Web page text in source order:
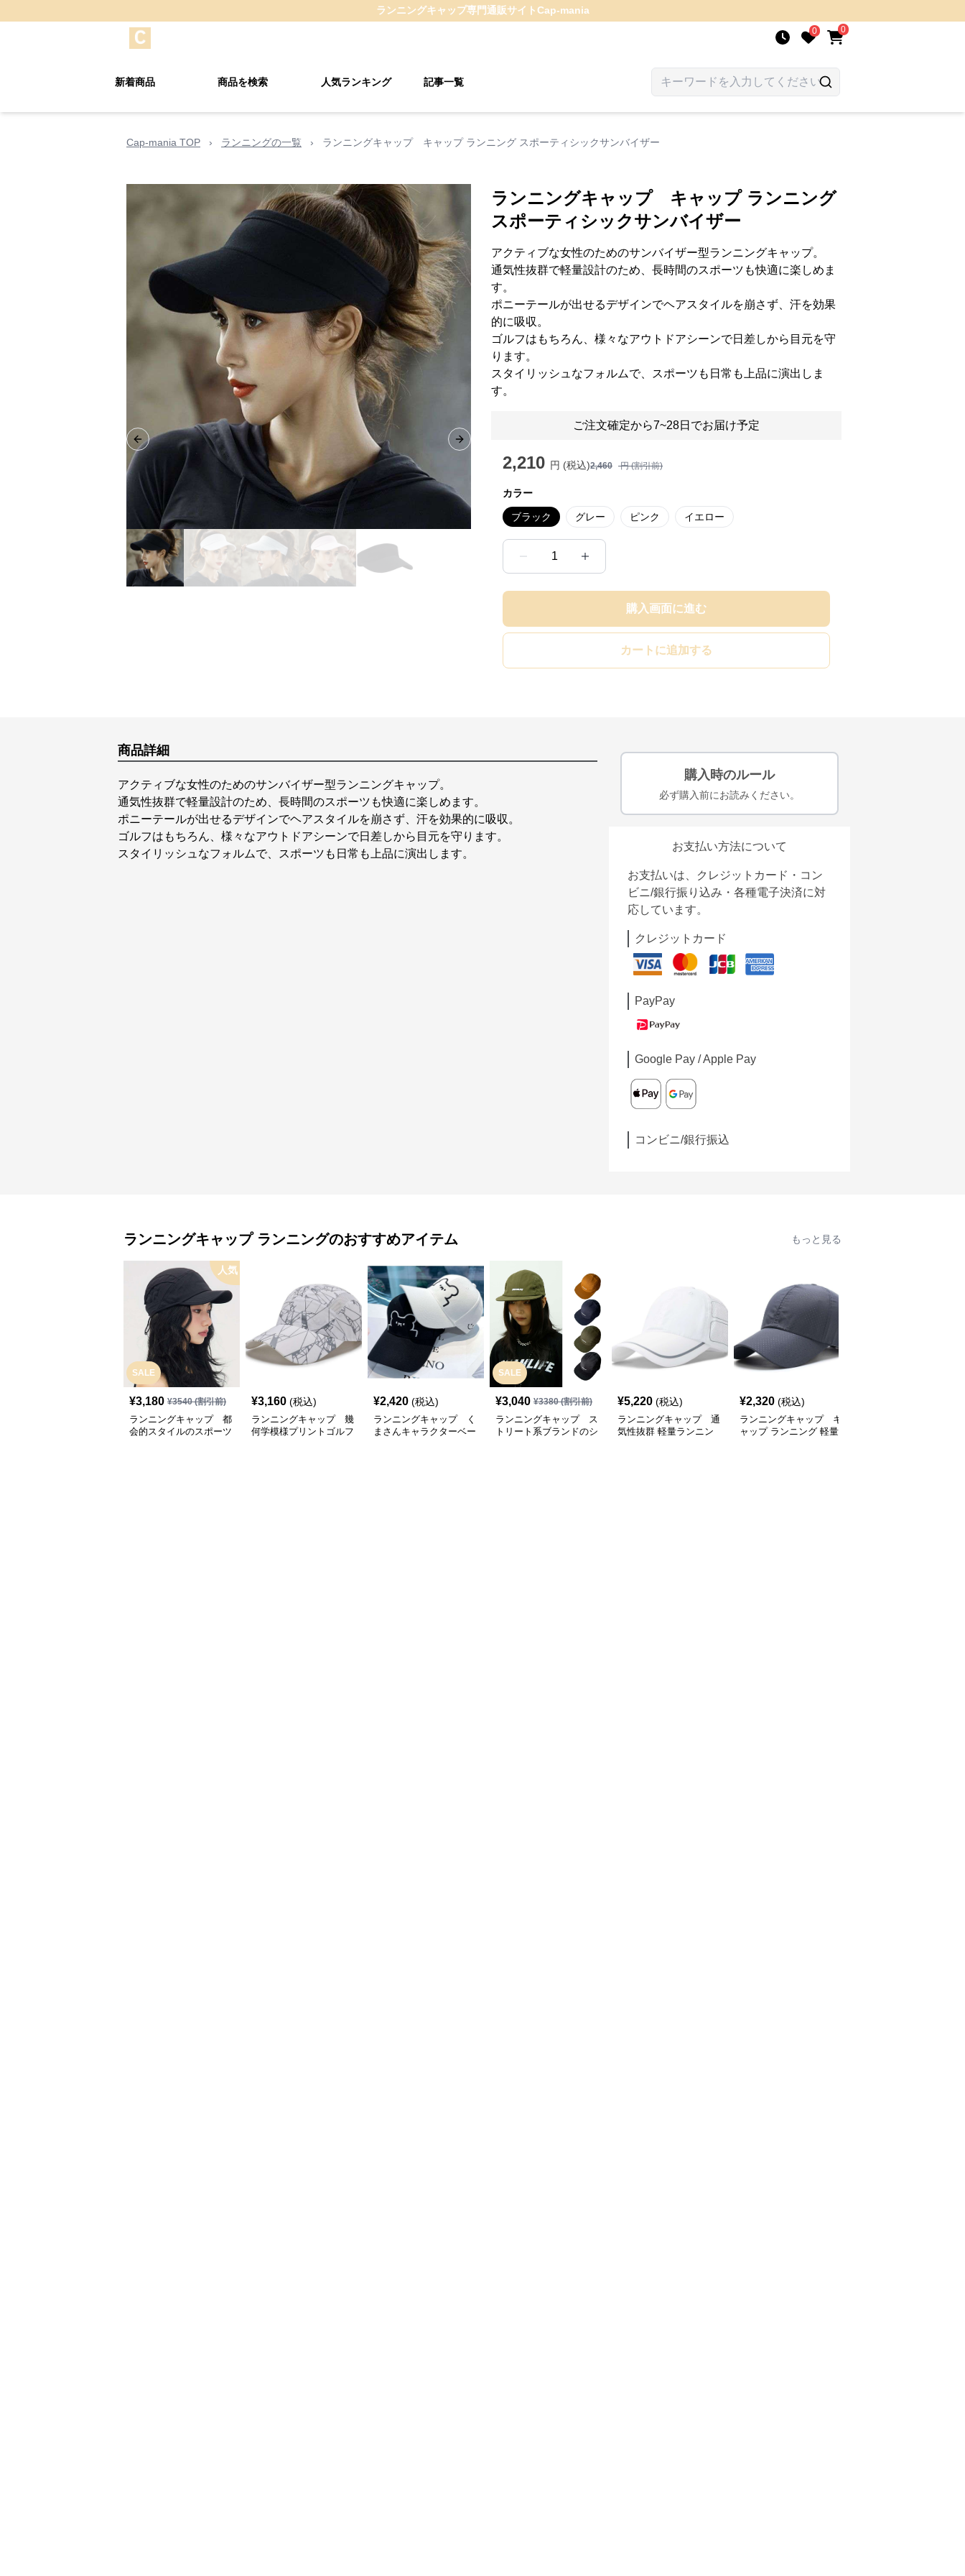
ランニングキャップ専門通販サイトCap-mania
0 0
新着商品 商品を検索 人気ランキング 記事一覧
Cap-mania TOP › ランニングの一覧 › ランニングキャップ キャップ ランニング スポーティシックサンバイザー
Previous slide Next slide
ランニングキャップ キャップ ランニング
スポーティシックサンバイザー
アクティブな女性のためのサンバイザー型ランニングキャップ。
通気性抜群で軽量設計のため、長時間のスポーツも快適に楽しめま
す。
ポニーテールが出せるデザインでヘアスタイルを崩さず、汗を効果
的に吸収。
ゴルフはもちろん、様々なアウトドアシーンで日差しから目元を守
ります。
スタイリッシュなフォルムで、スポーツも日常も上品に演出しま
す。
ご注文確定から7~28日でお届け予定
2,210 円 (税込)2,460 円 (割引前)
カラー
ブラック グレー ピンク イエロー
1
購入画面に進む
カートに追加する
商品詳細
アクティブな女性のためのサンバイザー型ランニングキャップ。
通気性抜群で軽量設計のため、長時間のスポーツも快適に楽しめます。
ポニーテールが出せるデザインでヘアスタイルを崩さず、汗を効果的に吸収。
ゴルフはもちろん、様々なアウトドアシーンで日差しから目元を守ります。
スタイリッシュなフォルムで、スポーツも日常も上品に演出します。
購入時のルール
必ず購入前にお読みください。
お支払い方法について
お支払いは、クレジットカード・コン
ビニ/銀行振り込み・各種電子決済に対
応しています。
クレジットカード
PayPay
Google Pay / Apple Pay
コンビニ/銀行振込
ランニングキャップ ランニングのおすすめアイテム もっと見る
SALE
人気
¥3,180 ¥3540(割引前)
ランニングキャップ 都
会的スタイルのスポーツ
¥3,160 (税込)
ランニングキャップ 幾
何学模様プリントゴルフ
¥2,420 (税込)
ランニングキャップ く
まさんキャラクターベー
SALE
¥3,040 ¥3380(割引前)
ランニングキャップ ス
トリート系ブランドのシ
¥5,220 (税込)
ランニングキャップ 通
気性抜群 軽量ランニン
¥2,320 (税込)
ランニングキャップ キ
ャップ ランニング 軽量